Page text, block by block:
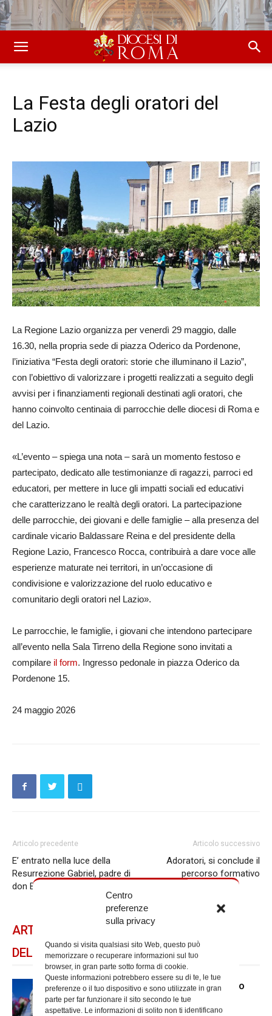
Centro
preferenze
sulla privacy
Quando si visita qualsiasi sito Web, questo può
memorizzare o recuperare informazioni sul tuo
browser, in gran parte sotto forma di cookie.
Queste informazioni potrebbero essere su di te, le tue
preferenze o il tuo dispositivo e sono utilizzate in gran
parte per far funzionare il sito secondo le tue
aspettative. Le informazioni di solito non ti identificano
La Festa degli oratori del
Lazio
La Regione Lazio organizza per venerdì 29 maggio, dalle
16.30, nella propria sede di piazza Oderico da Pordenone,
l’iniziativa “Festa degli oratori: storie che illuminano il Lazio”,
con l’obiettivo di valorizzare i progetti realizzati a seguito degli
avvisi per i finanziamenti regionali destinati agli oratori, che
hanno coinvolto centinaia di parrocchie delle diocesi di Roma e
del Lazio.
«L’evento – spiega una nota – sarà un momento festoso e
partecipato, dedicato alle testimonianze di ragazzi, parroci ed
educatori, per mettere in luce gli impatti sociali ed educativi
che caratterizzano le realtà degli oratori. La partecipazione
delle parrocchie, dei giovani e delle famiglie – alla presenza del
cardinale vicario Baldassare Reina e del presidente della
Regione Lazio, Francesco Rocca, contribuirà a dare voce alle
esperienze maturate nei territori, in un’occasione di
condivisione e valorizzazione del ruolo educativo e
comunitario degli oratori nel Lazio».
Le parrocchie, le famiglie, i giovani che intendono partecipare
all’evento nella Sala Tirreno della Regione sono invitati a
compilare il form. Ingresso pedonale in piazza Oderico da
Pordenone 15.
24 maggio 2026
Articolo precedente
E’ entrato nella luce della
Resurrezione Gabriel, padre di
don Betancur
Articolo successivo
Adoratori, si conclude il
percorso formativo
ARTICOLI CORRELATI
DELLO STESSO AUTORE
Dal 28 al 31 agosto il pellegrinaggio
diocesano a Lourdes